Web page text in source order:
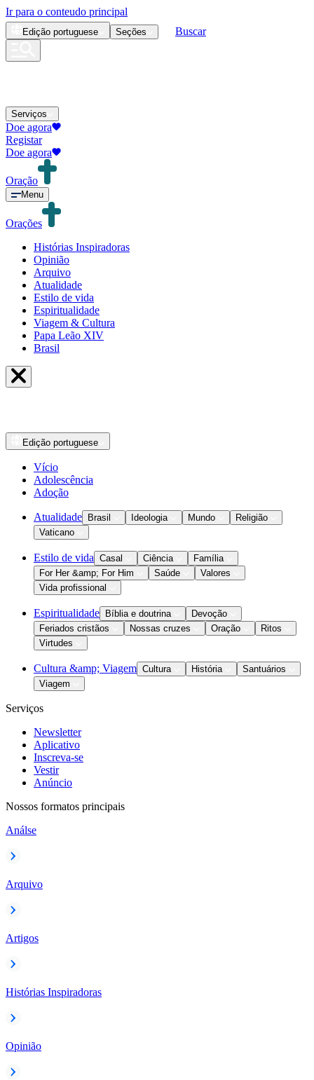
Ir para o conteudo principal
Edição portuguese Seções Buscar
Serviços
Doe agora
Registar
Doe agora
Oração
Menu
Orações
Histórias Inspiradoras
Opinião
Arquivo
Atualidade
Estilo de vida
Espiritualidade
Viagem & Cultura
Papa Leão XIV
Brasil
Edição portuguese
Vício
Adolescência
Adoção
Atualidade Brasil Ideologia Mundo
Religião
Vaticano
Estilo de vida Casal Ciência
Família
For Her &amp; For Him
Saúde
Valores
Vida profissional
Espiritualidade Bíblia e doutrina
Devoção
Feriados cristãos
Nossas cruzes Oração
Ritos
Virtudes
Cultura &amp; Viagem Cultura História
Santuários
Viagem
Serviços
Newsletter
Aplicativo
Inscreva-se
Vestir
Anúncio
Nossos formatos principais
Análse
Arquivo
Artigos
Histórias Inspiradoras
Opinião